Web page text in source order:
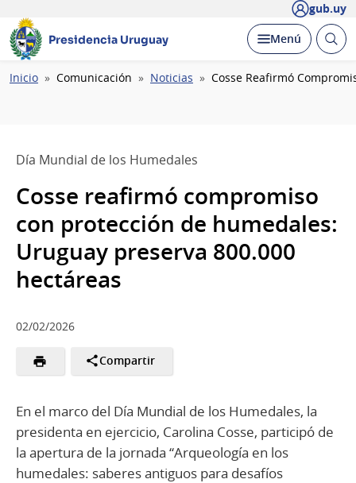
gub.uy
Presidencia Uruguay Desplegar
Menú Abrir
Ruta
Inicio Comunicación Noticias Cosse Reafirmó
Día Mundial de los Humedales
Cosse reafirmó compromiso
con protección de humedales:
Uruguay preserva 800.000
hectáreas
02/02/2026
Compartir
En el marco del Día Mundial de los Humedales, la
presidenta en ejercicio, Carolina Cosse, participó de
la apertura de la jornada “Arqueología en los
humedales: saberes antiguos para desafíos